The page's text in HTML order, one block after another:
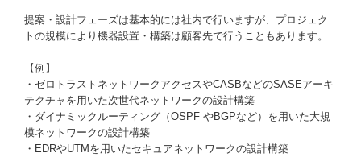
提案・設計フェーズは基本的には社内で行いますが、プロジェク
トの規模により機器設置・構築は顧客先で行うこともあります。
【例】
・ゼロトラストネットワークアクセスやCASBなどのSASEアーキ
テクチャを用いた次世代ネットワークの設計構築
・ダイナミックルーティング（OSPF やBGPなど）を用いた大規
模ネットワークの設計構築
・EDRやUTMを用いたセキュアネットワークの設計構築